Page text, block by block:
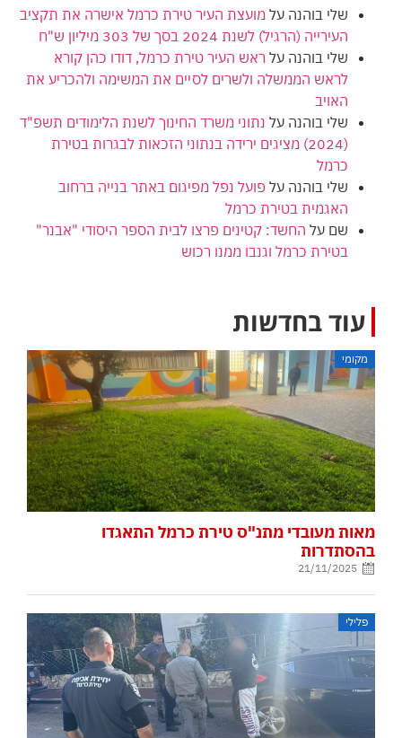
שלי בוהנה על מועצת העיר טירת כרמל אישרה את תקציב
העירייה (הרגיל) לשנת 2024 בסך של 303 מיליון ש"ח
שלי בוהנה על ראש העיר טירת כרמל, דודו כהן קורא
לראש הממשלה ולשרים לסיים את המשימה ולהכריע את
האויב
שלי בוהנה על נתוני משרד החינוך לשנת הלימודים תשפ"ד
(2024) מציגים ירידה בנתוני הזכאות לבגרות בטירת
כרמל
שלי בוהנה על פועל נפל מפיגום באתר בנייה ברחוב
האגמית בטירת כרמל
שם על החשד: קטינים פרצו לבית הספר היסודי "אבנר"
בטירת כרמל וגנבו ממנו רכוש
עוד בחדשות
מקומי
מאות מעובדי מתנ"ס טירת כרמל התאגדו
בהסתדרות
21/11/2025
פלילי